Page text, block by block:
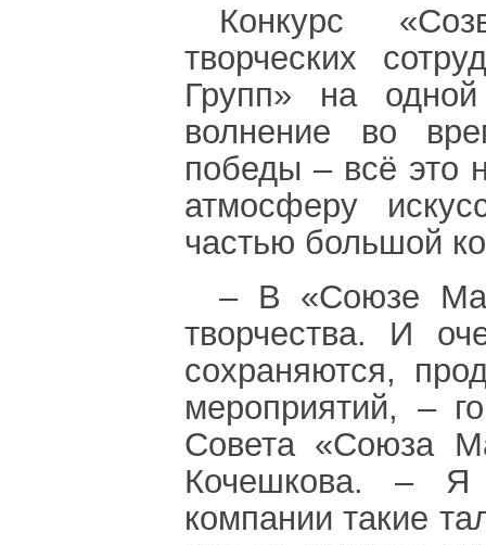
Конкурс
творческих
Групп» на одной
волнение во
победы – всё это
атмосферу
частью большой
‒ В «Союзе
творчества. И
сохраняются,
мероприятий, ‒
Совета «Союза
Кочешкова. ‒ Я
компании такие